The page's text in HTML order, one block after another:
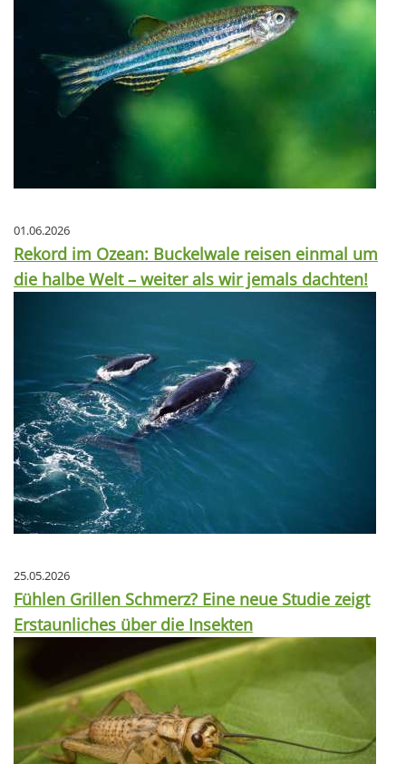
01.06.2026
Rekord im Ozean: Buckelwale reisen einmal um
die halbe Welt – weiter als wir jemals dachten!
25.05.2026
Fühlen Grillen Schmerz? Eine neue Studie zeigt
Erstaunliches über die Insekten